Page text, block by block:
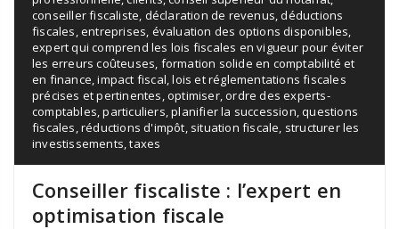
conseiller fiscaliste déclaration de revenus ,déductions
fiscales ,entreprises évaluation des options disponibles
expert qui comprend les lois fiscales en vigueur pour éviter
les erreurs coûteuses formation solide en comptabilité et
en finance ,impact fiscal ,lois et réglementations fiscales
précises et pertinentes ,optimiser,ordre des experts-
comptables ,particuliers ,planifier la succession ,questions
fiscales ,réductions d'impôt situation fiscale structurer les
investissements ,taxes
Conseiller fiscaliste : l’expert en
optimisation fiscale